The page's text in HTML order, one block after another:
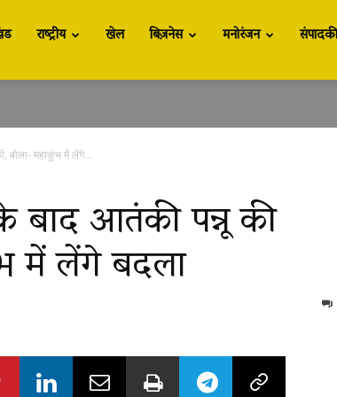
राष्ट्रीय खेल बिज़नेस मनोरंजन
बोला- महाकुंभ में लेंगे...
बाद आतंकी पन्नू की
में लेंगे बदला